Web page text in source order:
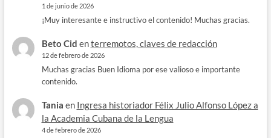
1 de junio de 2026
¡Muy interesante e instructivo el contenido! Muchas gracias.
Beto Cid enterremotos, claves de redacción
12 de febrero de 2026
Muchas gracias Buen Idioma por ese valioso e importante
contenido.
Tania en Ingresa historiador Félix Julio Alfonso López a
la Academia Cubana de la Lengua
4 de febrero de 2026